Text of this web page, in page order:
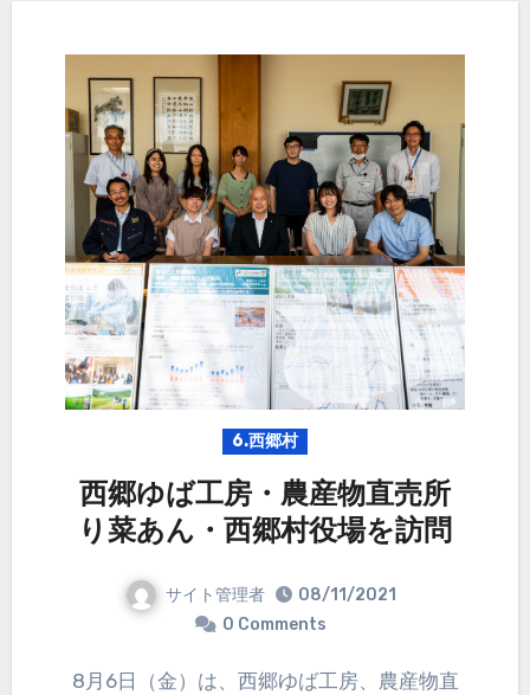
6.西郷村
西郷ゆば工房・農産物直売所
り菜あん・西郷村役場を訪問
サイト管理者
08/11/2021
0 Comments
8月6日（金）は、西郷ゆば工房、農産物直